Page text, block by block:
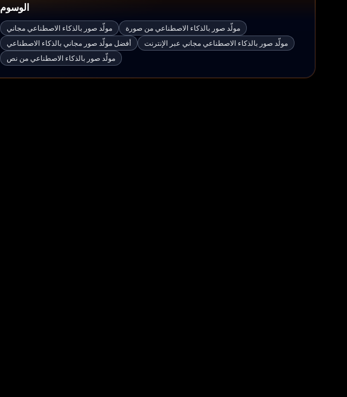
الوسوم
مولّد صور بالذكاء الاصطناعي مجاني
مولّد صور بالذكاء الاصطناعي من صورة
أفضل مولّد صور مجاني بالذكاء الاصطناعي
مولّد صور بالذكاء الاصطناعي مجاني عبر الإنترنت
مولّد صور بالذكاء الاصطناعي من نص